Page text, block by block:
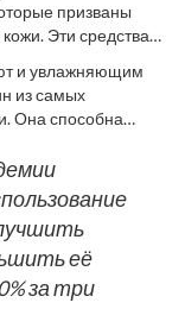
призваны
Эти средства
должном уровне.
встретить в
производные.
коллагена и
Антивозрастной
такие как
радикалы, чтобы
играют
и увлажняющим
из самых
Она способна
кожа
блеск.
часто называют
Не стоит
кремах. Эти
восстановления
её
за три